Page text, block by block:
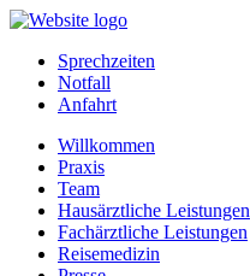
Sprechzeiten
Notfall
Anfahrt
Willkommen
Praxis
Team
Hausärztliche Leistungen
Fachärztliche Leistungen
Reisemedizin